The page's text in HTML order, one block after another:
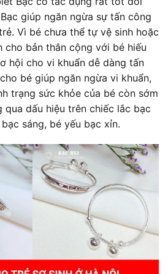
giúp ngăn ngừa sự tấn công
Vì bé chưa thể tự vệ sinh hoặc
cho bản thân cộng với bé hiếu
hội cho vi khuẩn dễ dàng tấn
bé giúp ngăn ngừa vi khuẩn,
trạng sức khỏe của bé còn sớm
dấu hiệu trên chiếc lắc bạc
sáng, bé yếu bạc xỉn.